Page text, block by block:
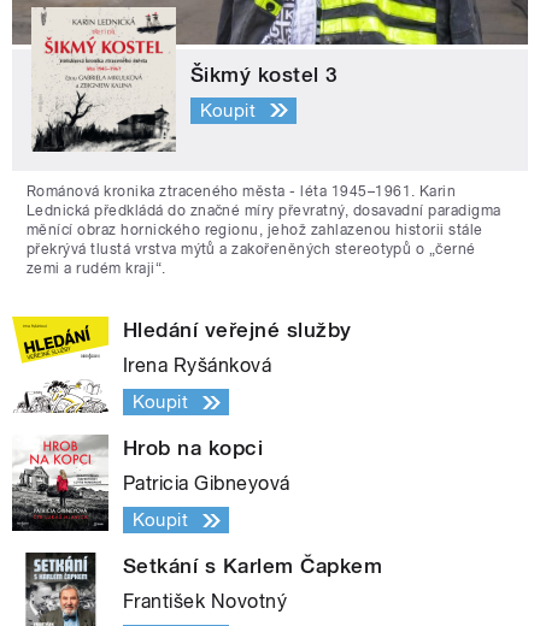
Šikmý kostel 3
Koupit
Románová kronika ztraceného města - léta 1945–1961. Karin
Lednická předkládá do značné míry převratný, dosavadní paradigma
měnící obraz hornického regionu, jehož zahlazenou historii stále
překrývá tlustá vrstva mýtů a zakořeněných stereotypů o „černé
zemi a rudém kraji“.
Hledání veřejné služby
Irena Ryšánková
Koupit
Hrob na kopci
Patricia Gibneyová
Koupit
Setkání s Karlem Čapkem
František Novotný